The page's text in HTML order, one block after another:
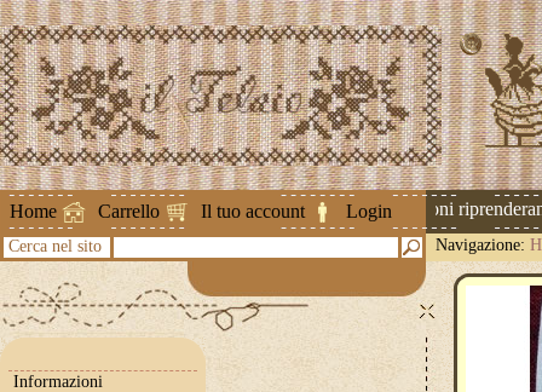
Home Carrello Il tuo account Login
Attenzione ! Le spedizioni
Cerca nel sito Navigazione:
Informazioni